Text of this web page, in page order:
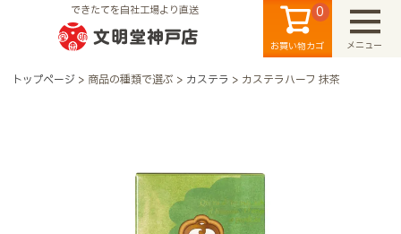
できたてを自社工場より直送
お買い物カゴ
0
メニュー
トップページ 商品の種類で選ぶ カステラ カステラハーフ 抹茶